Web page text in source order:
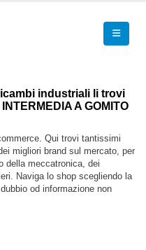
industriali li trovi
A GOMITO
Qui trovi tantissimi
migliori brand sul mercato, per
della meccatronica, dei
Naviga lo shop scegliendo la
od informazione non